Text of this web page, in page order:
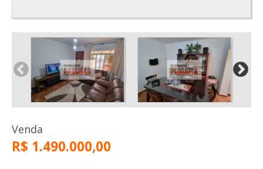
Venda
R$ 1.490.000,00